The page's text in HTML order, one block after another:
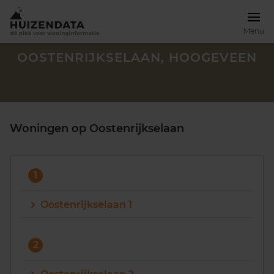
Menu
Zoek een woning
OOSTENRIJKSELAAN, HOOGEVEEN
Woningen op Oostenrijkselaan
1
Oostenrijkselaan 1
2